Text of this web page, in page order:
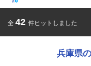
全 42 件ヒットしました
兵庫県